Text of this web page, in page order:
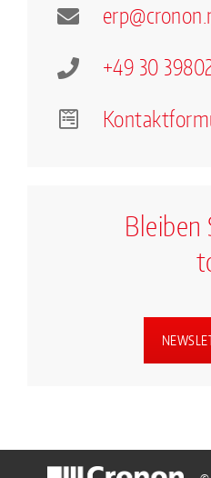
erp@cronon.
+49 30
Bleiben